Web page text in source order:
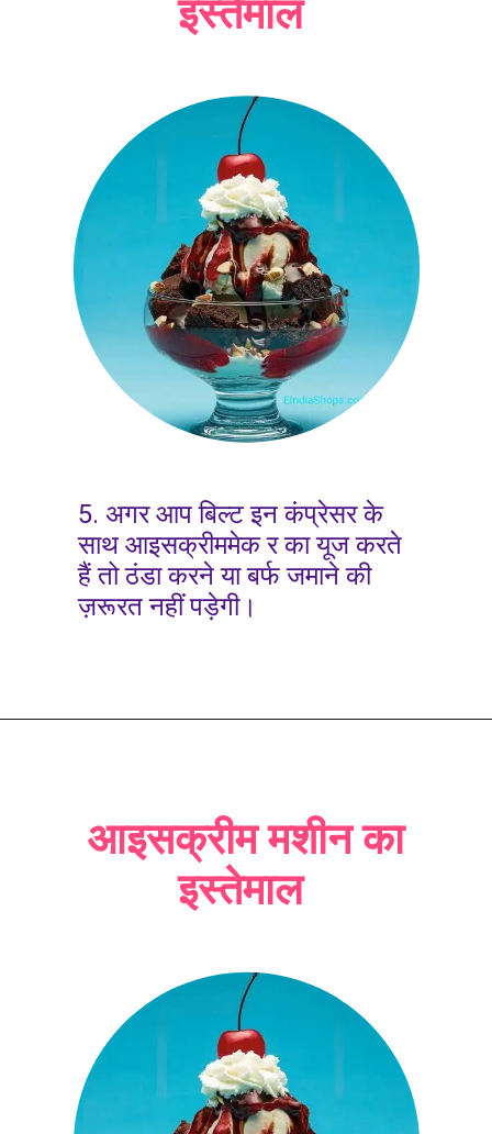
इस्तेमाल
5. अगर आप बिल्ट इन कंप्रेसर के
साथ आइसक्रीममेक र का यूज करते
हैं तो ठंडा करने या बर्फ जमाने की
ज़रूरत नहीं पड़ेगी।
आइसक्रीम मशीन का
इस्तेमाल